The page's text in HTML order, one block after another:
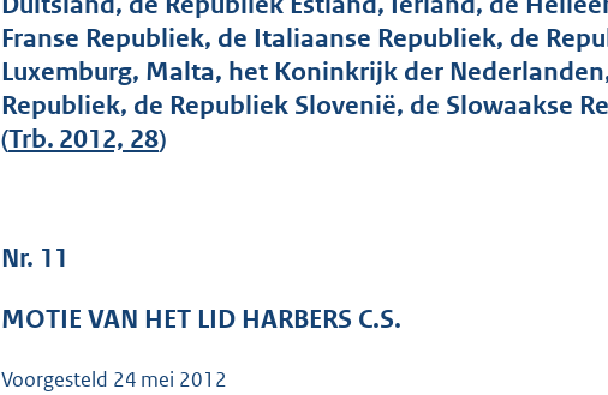
d
s
g
r
4
Franse Republiek, de Italiaanse Republiek, de
Luxemburg, Malta, het Koninkrijk der
Republiek, de Republiek Slovenië, de Slowaakse
(Trb. 2012, 28)
Nr. 11
MOTIE VAN HET LID HARBERS C.S.
Voorgesteld 24 mei 2012